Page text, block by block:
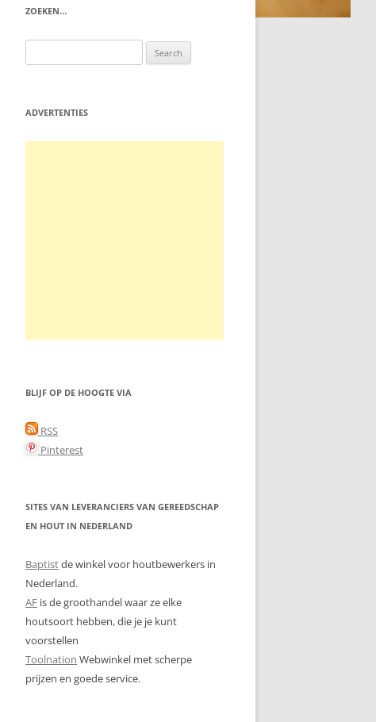
ZOEKEN…
for:
ADVERTENTIES
BLIJF OP DE HOOGTE VIA
RSS
Pinterest
SITES VAN LEVERANCIERS VAN GEREEDSCHAP
EN HOUT IN NEDERLAND
Baptistde winkel voor houtbewerkers in
Nederland.
AF is de groothandel waar ze elke
houtsoort hebben, die je je kunt
voorstellen
Toolnation Webwinkel met scherpe
prijzen en goede service.